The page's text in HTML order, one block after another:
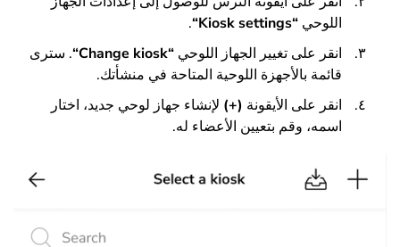
اللوحي “
Kiosk settings
“
.
انقر على تغيير الجهاز اللوحي “
Change kiosk
“. سترى
قائمة بالأجهزة اللوحية المتاحة في منشأتك.
انقر على الأيقونة (+) لإنشاء جهاز لوحي جديد، اختار
اسمه، وقم بتعيين الأعضاء له.